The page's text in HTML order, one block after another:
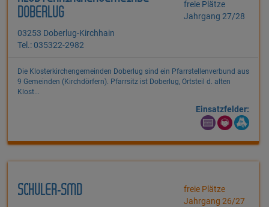
DOBERLUG
03253 Doberlug-Kirchhain
Tel.: 035322-2982
freie Plätze
Jahrgang 27/28
Die Klosterkirchengemeinden Doberlug sind ein Pfarrstellenverbund aus
9 Gemeinden (Kirchdörfern). Pfarrsitz ist Doberlug, Ortsteil d. alten
Klost...
Einsatzfelder:
SCHÜLER-SMD
freie Plätze
Jahrgang 26/27